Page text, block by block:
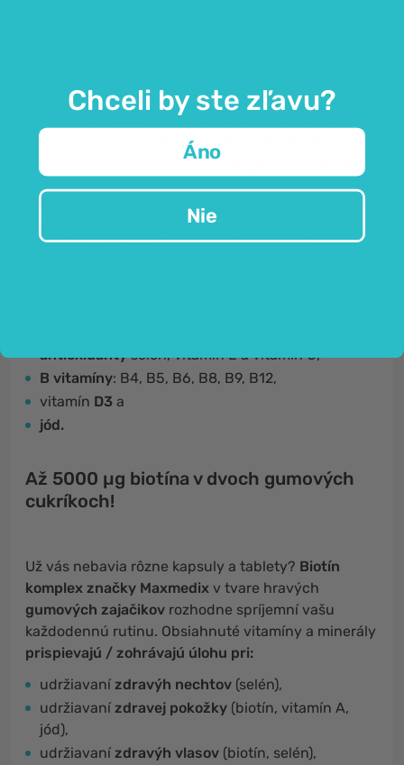
Krása prichádza zvnútra, preto sa musíme starať o
to, čo dávame do tela, aby sme podporili našu
prirodzenú krásu. Tieto roztomilé
tvare zajačikovobsahujúvitamínyaminerály, ktoré
zdravú pokožku, vlasy a
. Hviezdou ingrediencií je samozrejme
alebovitamín B7, ktorý sa často používa v
antioxidantyselén, vitamín E a vitamín C,
B vitamíny: B4, B5, B6, B8, B9, B12,
vitamín D3 a
jód.
Až 5000 µg biotína v dvoch gumových
cukríkoch!
Už vás nebavia rôzne kapsuly a tablety? Biotín
komplex značky Maxmedix v tvare hravých
gumových zajačikov rozhodne spríjemní vašu
každodennú rutinu. Obsiahnuté vitamíny a minerály
prispievajú / zohrávajú úlohu pri:
udržiavanízdravýh nechtov (selén),
udržiavanízdravej pokožky (biotín, vitamín A,
jód),
udržiavanízdravýh vlasov (biotín, selén),
Chceli by ste zľavu?
Áno
Nie